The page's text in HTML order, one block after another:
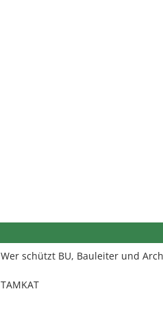
Wer schützt BU, Bauleiter und
TAMKAT